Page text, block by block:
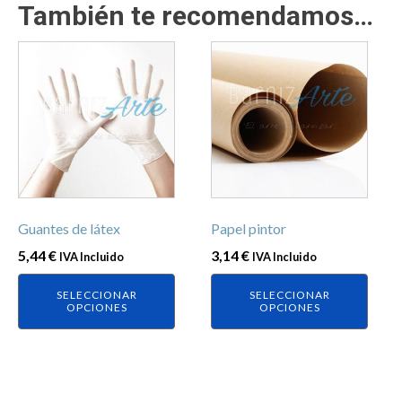
También te recomendamos…
Guantes de látex
5,44€ IVA Incluido
SELECCIONAR
OPCIONES
producto
tiene
variantes.
Las
opciones
pueden
elegir
en
Papel pintor
3,14€ IVA Incluido
SELECCIONAR
OPCIONES
Este
producto
tiene
múltiples
variantes.
Las
pueden
elegir
en